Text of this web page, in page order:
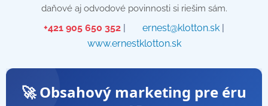
daňové aj odvodové povinnosti si riešim sám.
+421 905 650 352 | ✉️ ernest@klotton.sk | 🌐
www.ernestklotton.sk
🚀 Obsahový marketing pre éru